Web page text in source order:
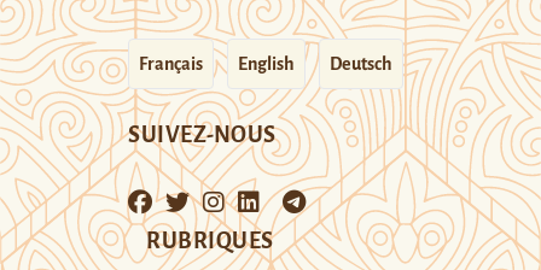
Français English Deutsch
SUIVEZ-NOUS
RUBRIQUES